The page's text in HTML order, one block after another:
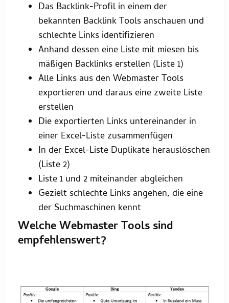
Das Backlink-Profil in einem der
bekannten Backlink Tools anschauen und
schlechte Links identifizieren
Anhand dessen eine Liste mit miesen bis
mäßigen Backlinks erstellen (Liste 1)
Alle Links aus den Webmaster Tools
exportieren und daraus eine zweite Liste
erstellen
Die exportierten Links untereinander in
einer Excel-Liste zusammenfügen
In der Excel-Liste Duplikate herauslöschen
(Liste 2)
Liste 1 und 2 miteinander abgleichen
Gezielt schlechte Links angehen, die eine
der Suchmaschinen kennt
Welche Webmaster Tools sind
empfehlenswert?